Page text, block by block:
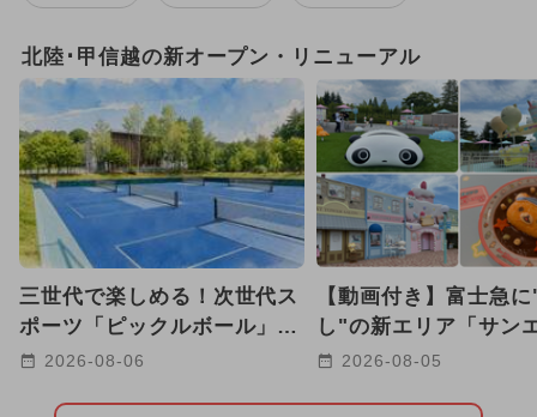
2024年7月のイベント
2025年7月のイベント
2025年10月のイベント
2026年8月のイベント
2025年9月のイベント
2024年8月のイベント
北陸･甲信越の新オープン・リニューアル
三世代で楽しめる！次世代ス
ポーツ「ピックルボール」が
八ヶ岳の高原リゾートに登場
2026-08-06
【動画付き】富士急
し"の新エリア「サン
ス パラダイス」に潜
2026-08-05